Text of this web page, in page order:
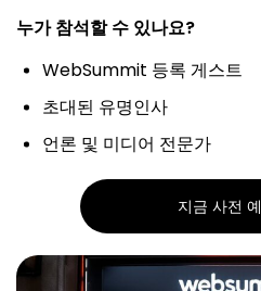
누가 참석할 수 있나요?
WebSummit 등록 게스트
초대된 유명인사
언론 및 미디어 전문가
지금 사전